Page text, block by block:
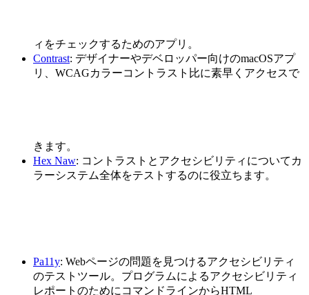
ィをチェックするためのアプリ。
Contrast: デザイナーやデベロッパー向けのmacOSアプ
リ、WCAGカラーコントラスト比に素早くアクセスで
きます。
Hex Naw: コントラストとアクセシビリティについてカ
ラーシステム全体をテストするのに役立ちます。
Pa11y: Webページの問題を見つけるアクセシビリティ
のテストツール。プログラムによるアクセシビリティ
レポートのためにコマンドラインからHTML